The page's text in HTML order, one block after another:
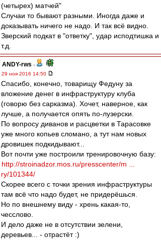
(четырех) матчей"
Случаи то бывают разными. Иногда даже и
доказывать ничего не надо. И так всё видно.
Зверский подкат в "ответку", удар исподтишка и
т.д.
ANDY-rws -
29 ноя 2016 14:50
Спасибо, конечно, товарищу Федуну за
вложение денег в инфраструктуру клуба
(говорю без сарказма). Хочет, наверное, как
лучше, а получается опять по-лузерски.
По вопросу диванов и расцветки в Тарасовке
уже много копьев сломано, а тут нам новых
дровишек подкидывают...
Вот почти уже построили тренировочную базу:
http://stroinadzor.mos.ru/presscenter/m ...
ry/101344/
Скорее всего с точки зрения инфраструктуры
там всё что надо будет, не придерёшься.
Но по внешнему виду - хрень какая-то,
чесслово.
И дело даже не в отсутствии зелени,
деревьев... - отрастёт :)